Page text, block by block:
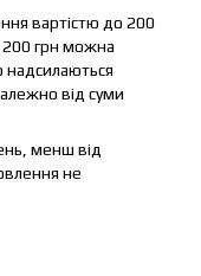
вартістю до 200
200 грн можна
надсилаються
від суми
менш від
не